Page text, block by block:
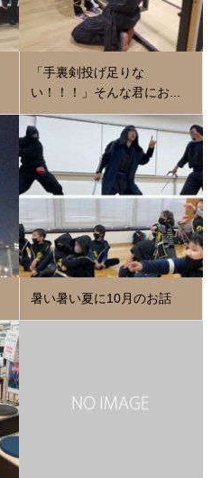
「手裏剣投げ足りな
い！！！」そんな君にお...
暑い暑い夏に10月のお話